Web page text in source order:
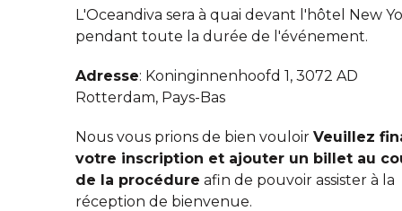
L'Oceandiva sera à quai devant l'hôtel New
pendant toute la durée de l'événement.
Adresse: Koninginnenhoofd 1, 3072 AD
Rotterdam, Pays-Bas
Nous vous prions de bien vouloir Veuillez
votre inscription et ajouter un billet au
de la procédure afin de pouvoir assister à la
réception de bienvenue.